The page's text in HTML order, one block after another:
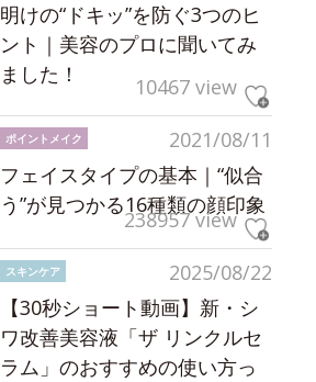
明けの“ドキッ”を防ぐ3つのヒ
ント｜美容のプロに聞いてみ
ました！
10467 view
2021/08/11
ポイントメイク
フェイスタイプの基本｜“似合
う”が見つかる16種類の顔印象
238957 view
2025/08/22
スキンケア
【30秒ショート動画】新・シ
ワ改善美容液「ザ リンクルセ
ラム」のおすすめの使い方っ